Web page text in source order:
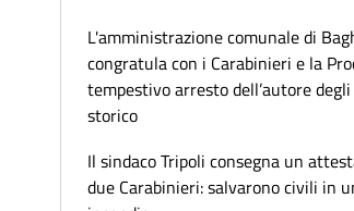
L'amministrazione comunale di
congratula con i Carabinieri e la
tempestivo arresto dell’autore
storico
Il sindaco Tripoli consegna un
due Carabinieri: salvarono civili in